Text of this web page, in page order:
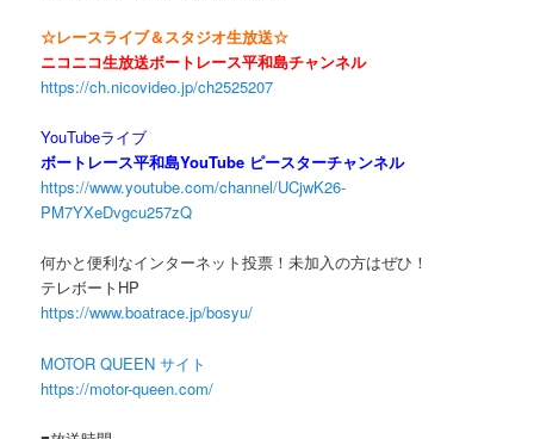
☆レースライブ＆スタジオ生放送☆
ニコニコ生放送ボートレース平和島チャンネル
https://ch.nicovideo.jp/ch2525207
YouTubeライブ
ボートレース平和島YouTube ピースターチャンネル
https://www.youtube.com/channel/UCjwK26-
PM7YXeDvgcu257zQ
何かと便利なインターネット投票！未加入の方はぜひ！
テレボートHP
https://www.boatrace.jp/bosyu/
MOTOR QUEEN サイト
https://motor-queen.com/